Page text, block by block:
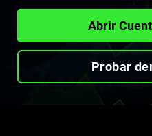
Abrir
Probar